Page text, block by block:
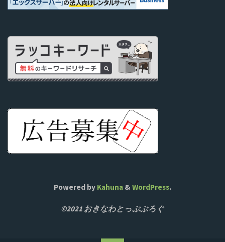
Powered by Kahuna &WordPress.
©2021 おきなわとっぷぶろぐ